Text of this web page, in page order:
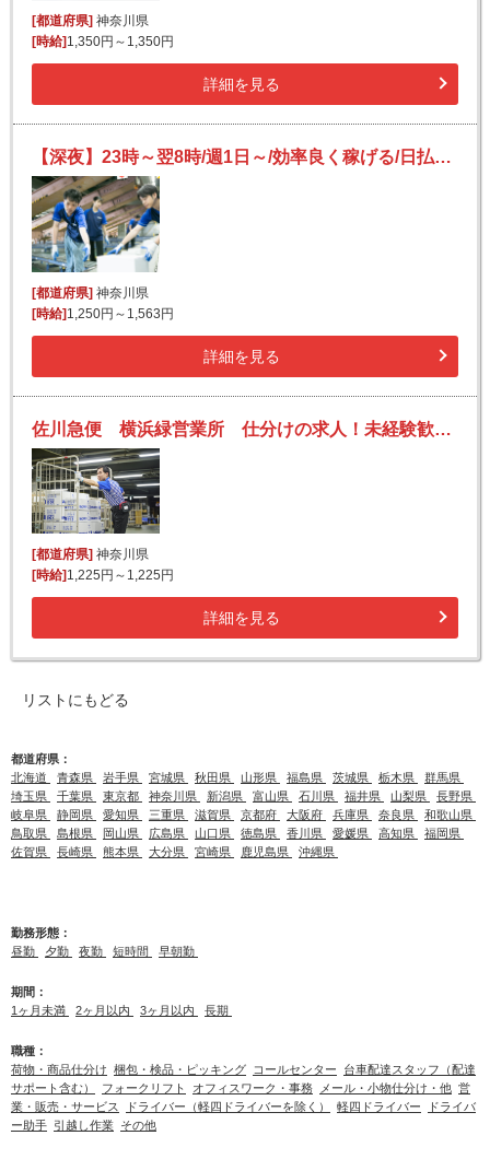
[都道府県] 神奈川県
[時給] 1,350円～1,350円
詳細を見る
【深夜】23時～翌8時/週1日～/効率良く稼げる/日払いOK(規定有)/副業可/フリーター活躍/未経験歓迎
[都道府県]神奈川県
[時給]1,250円～1,563円
詳細を見る
佐川急便 横浜緑営業所 仕分けの求人！未経験歓迎！先輩たちがサポートします♪
[都道府県]神奈川県
[時給]1,225円～1,225円
詳細を見る
リストにもどる
都道府県：
北海道
青森県 岩手県 宮城県 秋田県 山形県 福島県 茨城県 栃木県
群馬県
埼玉県
千葉県 東京都 神奈川県 新潟県 富山県 石川県 福井県 山梨県
長野県
岐阜県
静岡県 愛知県 三重県 滋賀県 京都府 大阪府 兵庫県 奈良県
和歌山県
鳥取県
島根県 岡山県 広島県 山口県 徳島県 香川県 愛媛県 高知県
福岡県
佐賀県
長崎県 熊本県 大分県 宮崎県 鹿児島県 沖縄県
勤務形態：
昼勤
夕勤 夜勤 短時間 早朝勤
期間：
1ヶ月未満
2ヶ月以内 3ヶ月以内 長期
職種：
荷物・商品仕分け 梱包・検品・ピッキング コールセンター
台車配達スタッフ（配達
サポート含む）
フォークリフト オフィスワーク・事務 メール・小物仕分け・他 営
業・販売・サービス
ドライバー（軽四ドライバーを除く） 軽四ドライバー
ドライバ
ー助手 引越し作業 その他